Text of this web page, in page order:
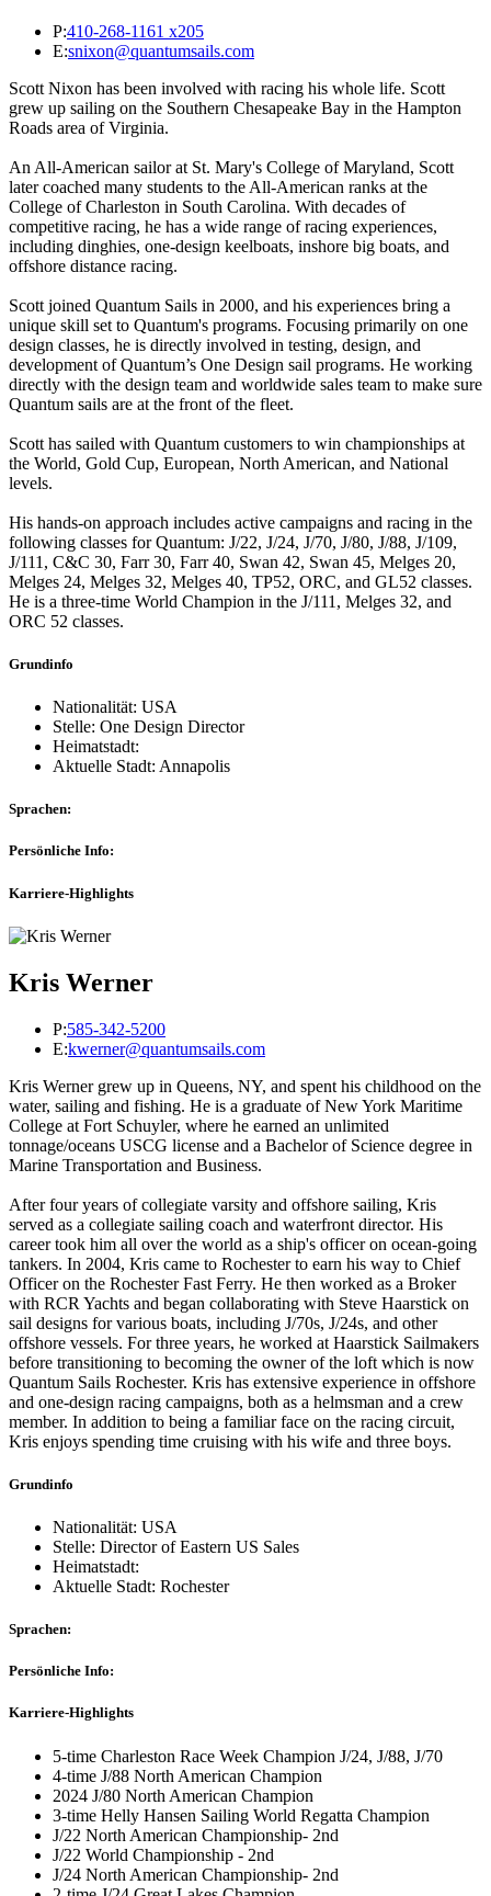
P:410-268-1161 x205
E:snixon@quantumsails.com
Scott Nixon has been involved with racing his whole life. Scott
grew up sailing on the Southern Chesapeake Bay in the Hampton
Roads area of Virginia.
An All-American sailor at St. Mary's College of Maryland, Scott
later coached many students to the All-American ranks at the
College of Charleston in South Carolina. With decades of
competitive racing, he has a wide range of racing experiences,
including dinghies, one-design keelboats, inshore big boats, and
offshore distance racing.
Scott joined Quantum Sails in 2000, and his experiences bring a
unique skill set to Quantum's programs. Focusing primarily on one
design classes, he is directly involved in testing, design, and
development of Quantum’s One Design sail programs. He working
directly with the design team and worldwide sales team to make sure
Quantum sails are at the front of the fleet.
Scott has sailed with Quantum customers to win championships at
the World, Gold Cup, European, North American, and National
levels.
His hands-on approach includes active campaigns and racing in the
following classes for Quantum: J/22, J/24, J/70, J/80, J/88, J/109,
J/111, C&C 30, Farr 30, Farr 40, Swan 42, Swan 45, Melges 20,
Melges 24, Melges 32, Melges 40, TP52, ORC, and GL52 classes.
He is a three-time World Champion in the J/111, Melges 32, and
ORC 52 classes.
Grundinfo
Nationalität: USA
Stelle: One Design Director
Heimatstadt:
Aktuelle Stadt: Annapolis
Sprachen:
Persönliche Info:
Karriere-Highlights
Kris Werner
P:585-342-5200
E:kwerner@quantumsails.com
Kris Werner grew up in Queens, NY, and spent his childhood on the
water, sailing and fishing. He is a graduate of New York Maritime
College at Fort Schuyler, where he earned an unlimited
tonnage/oceans USCG license and a Bachelor of Science degree in
Marine Transportation and Business.
After four years of collegiate varsity and offshore sailing, Kris
served as a collegiate sailing coach and waterfront director. His
career took him all over the world as a ship's officer on ocean-going
tankers. In 2004, Kris came to Rochester to earn his way to Chief
Officer on the Rochester Fast Ferry. He then worked as a Broker
with RCR Yachts and began collaborating with Steve Haarstick on
sail designs for various boats, including J/70s, J/24s, and other
offshore vessels. For three years, he worked at Haarstick Sailmakers
before transitioning to becoming the owner of the loft which is now
Quantum Sails Rochester. Kris has extensive experience in offshore
and one-design racing campaigns, both as a helmsman and a crew
member. In addition to being a familiar face on the racing circuit,
Kris enjoys spending time cruising with his wife and three boys.
Grundinfo
Nationalität: USA
Stelle: Director of Eastern US Sales
Heimatstadt:
Aktuelle Stadt: Rochester
Sprachen:
Persönliche Info:
Karriere-Highlights
5-time Charleston Race Week Champion J/24, J/88, J/70
4-time J/88 North American Champion
2024 J/80 North American Champion
3-time Helly Hansen Sailing World Regatta Champion
J/22 North American Championship- 2nd
J/22 World Championship - 2nd
J/24 North American Championship- 2nd